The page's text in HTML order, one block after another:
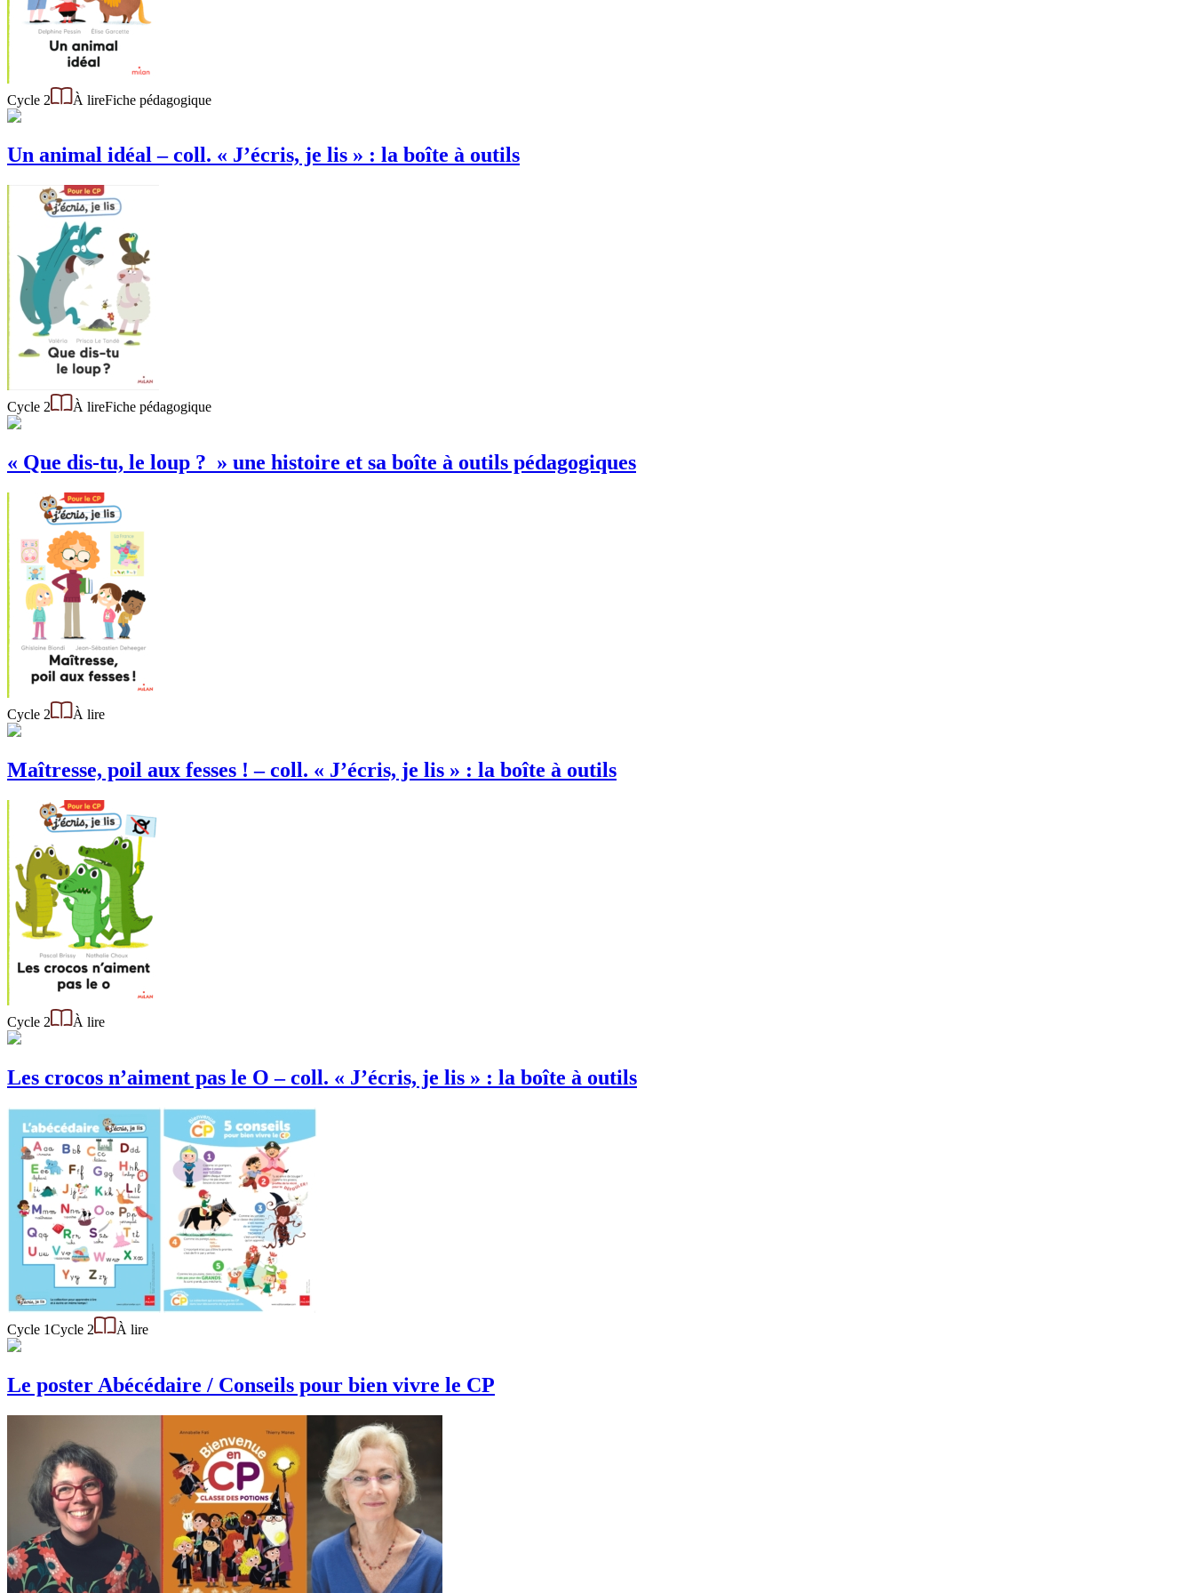
Cycle 2 À lireFiche pédagogique
Un animal idéal – coll. « J’écris, je lis » : la boîte à outils
Cycle 2 À lireFiche pédagogique
« Que dis-tu, le loup ? » une histoire et sa boîte à outils pédagogiques
Cycle 2 À lire
Maîtresse, poil aux fesses ! – coll. « J’écris, je lis » : la boîte à outils
Cycle 2 À lire
Les crocos n’aiment pas le O – coll. « J’écris, je lis » : la boîte à outils
Cycle 1Cycle 2 À lire
Le poster Abécédaire / Conseils pour bien vivre le CP